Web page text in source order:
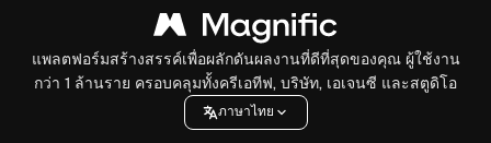
แพลตฟอร์มสร้างสรรค์เพื่อผลักดันผลงานที่ดีที่สุดของคุณ ผู้ใช้งาน
กว่า 1 ล้านราย ครอบคลุมทั้งครีเอทีฟ, บริษัท, เอเจนซี และสตูดิโอ
ภาษาไทย